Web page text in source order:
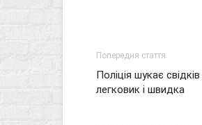
Попередня стаття
Поліція шукає
легковик і швидка